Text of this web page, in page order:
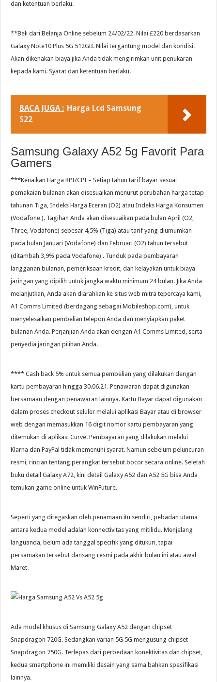
dan ketentuan berlaku.
**Beli dari Belanja Online sebelum 24/02/22. Nilai £220 berdasarkan
Galaxy Note10 Plus 5G 512GB. Nilai tergantung model dan kondisi.
Akan dikenakan biaya jika Anda tidak mengirimkan unit penukaran
kepada kami. Syarat dan ketentuan berlaku.
BACA JUGA : Harga Lcd Samsung
S22
Samsung Galaxy A52 5g Favorit Para
Gamers
***Kenaikan Harga RPI/CPI – Setiap tahun tarif bayar sesuai
pemakaian bulanan akan disesuaikan menurut perubahan harga tetap
tahunan Tiga, Indeks Harga Eceran (O2) atau Indeks Harga Konsumen
(Vodafone ). Tagihan Anda akan disesuaikan pada bulan April (O2,
Three, Vodafone) sebesar 4,5% (Tiga) atau tarif yang diumumkan
pada bulan Januari (Vodafone) dan Februari (O2) tahun tersebut
(ditambah 3,9% pada Vodafone) . Tunduk pada pembayaran
langganan bulanan, pemeriksaan kredit, dan kelayakan untuk biaya
jaringan yang dipilih untuk jangka waktu minimum 24 bulan. Jika Anda
melanjutkan, Anda akan diarahkan ke situs web mitra tepercaya kami,
A1 Comms Limited (berdagang sebagai Mobileshop.com), untuk
menyelesaikan pembelian telepon Anda dan menyiapkan paket
bulanan Anda. Perjanjian Anda akan dengan A1 Comms Limited, serta
penyedia jaringan pilihan Anda.
**** Cash back 5% untuk semua pembelian yang dilakukan dengan
kartu pembayaran hingga 30.06.21. Penawaran dapat digunakan
bersamaan dengan penawaran lainnya. Kartu Bayar dapat digunakan
dalam proses checkout seluler melalui aplikasi Bayar atau di browser
web dengan memasukkan 16 digit nomor kartu pembayaran yang
ditemukan di aplikasi Curve. Pembayaran yang dilakukan melalui
Klarna dan PayPal tidak memenuhi syarat. Namun sebelum peluncuran
resmi, rincian tentang perangkat tersebut bocor secara online. Seletah
buku detail Galaxy A72, kini detail Galaxy A52 dan A52 5G bisa Anda
temukan game online untuk WinFuture.
Seperti yang ditegaskan oleh penamaan itu sendiri, pebadan utama
antara kedua model adalah konnectivitas yang mitilidu. Menjelang
languanda, belum ada tanggal specifik yang ditukuri, tapai
persamakan tersebut dansang resmi pada akhir bulan ini atau awal
Maret.
Ada model khusus di Samsung Galaxy A52 dengan chipset
Snapdragon 720G. Sedangkan varian 5G 5G mengusung chipset
Snapdragon 750G. Terlepas dari perbedaan konektivitas dan chipset,
kedua smartphone ini memiliki desain yang sama bahkan spesifikasi
lainnya.